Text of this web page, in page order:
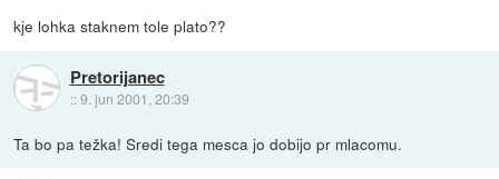
kje lohka staknem tole plato??
Pretorijanec
::9. jun 2001, 20:39
Ta bo pa težka! Sredi tega mesca jo dobijo pr mlacomu.